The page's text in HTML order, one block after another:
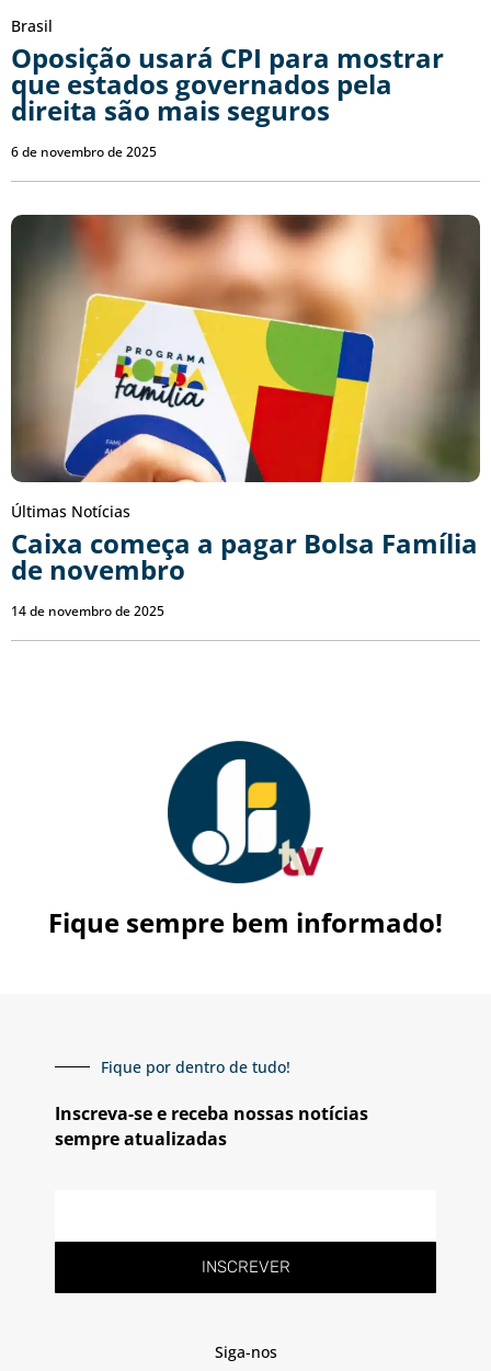
Brasil
Oposição usará CPI para mostrar
que estados governados pela
direita são mais seguros
6 de novembro de 2025
Últimas Notícias
Caixa começa a pagar Bolsa Família
de novembro
14 de novembro de 2025
Fique sempre bem informado!
Fique por dentro de tudo!
Inscreva-se e receba nossas notícias
sempre atualizadas
INSCREVER
Siga-nos